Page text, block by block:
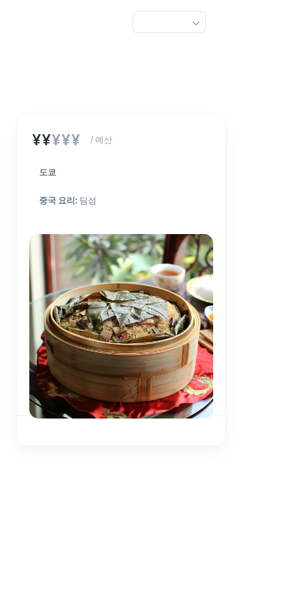
¥¥¥¥¥ / 예산
도쿄
중국 요리 : 딤섬